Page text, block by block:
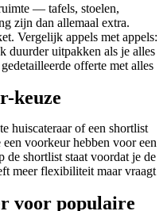
— tafels, stoelen,
zijn dan allemaal extra.
Vergelijk appels met appels:
duurder uitpakken als je alles
offerte met alles
keuze
huiscateraar of een shortlist
voorkeur hebben voor een
de shortlist staat voordat je de
meer flexibiliteit maar vraagt
voor populaire